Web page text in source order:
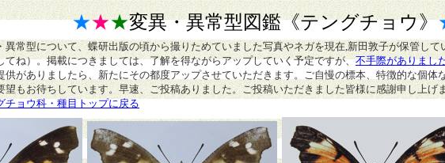
★★★変異・異常型図鑑《テングチョウ》
異常型について、蝶研出版の頃から撮りためていました写真やネガを現在,新田敦子が保管し
てね）。掲載につきましては、了解を得ながらアップしていく予定ですが、不手際がありまし
供がありましたら、新たにその都度アップさせていただきます。ご自慢の標本、特徴的な個
望もお待ちしています。早速、ご投稿ありました。ご投稿いただきました皆様に感謝申し上
チョウ科・種目トップに戻る